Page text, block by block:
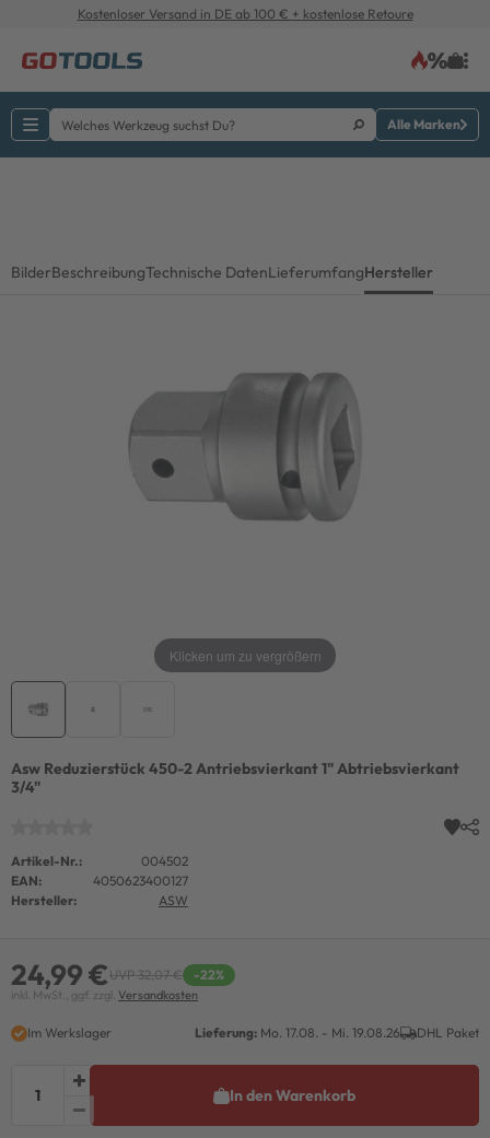
Kostenloser Versand in DE ab 100 € + kostenlose Retoure
Alle Marken
BilderBeschreibungTechnische DatenLieferumfangHersteller
Klicken um zu vergrößern
Asw Reduzierstück 450-2 Antriebsvierkant 1" Abtriebsvierkant
3/4"
Artikel-Nr.:
004502
EAN:
4050623400127
Hersteller:
ASW
24,99 €UVP 32,07 € -22%
inkl. MwSt., ggf. zzgl. Versandkosten
Im Werkslager Lieferung: Mo. 17.08. - Mi. 19.08.26 DHL Paket
In den Warenkorb